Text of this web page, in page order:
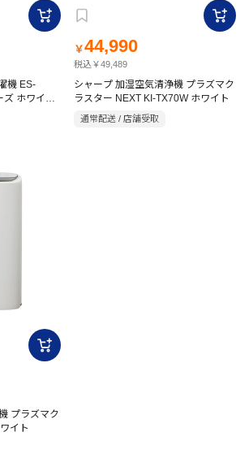
機 ES-
ズ ホワイト
￥44,990
税込￥49,489
シャープ 加湿空気清浄機 プラズマク
ラスター NEXT KI-TX70W ホワイト
通常配送 / 店舗受取
プラズマク
イト